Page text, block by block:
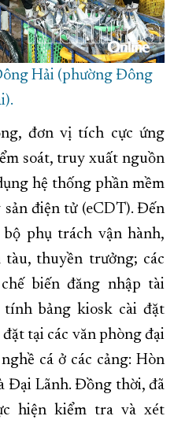
Hải (phường Đông
đơn vị tích cực ứng
soát, truy xuất nguồn
hệ thống phần mềm
điện tử (eCDT). Đến
phụ trách vận hành,
thuyền trưởng; các
biến đăng nhập tài
bảng kiosk cài đặt
tại các văn phòng đại
cá ở các cảng: Hòn
Đại Lãnh. Đồng thời, đã
hiện kiểm tra và xét